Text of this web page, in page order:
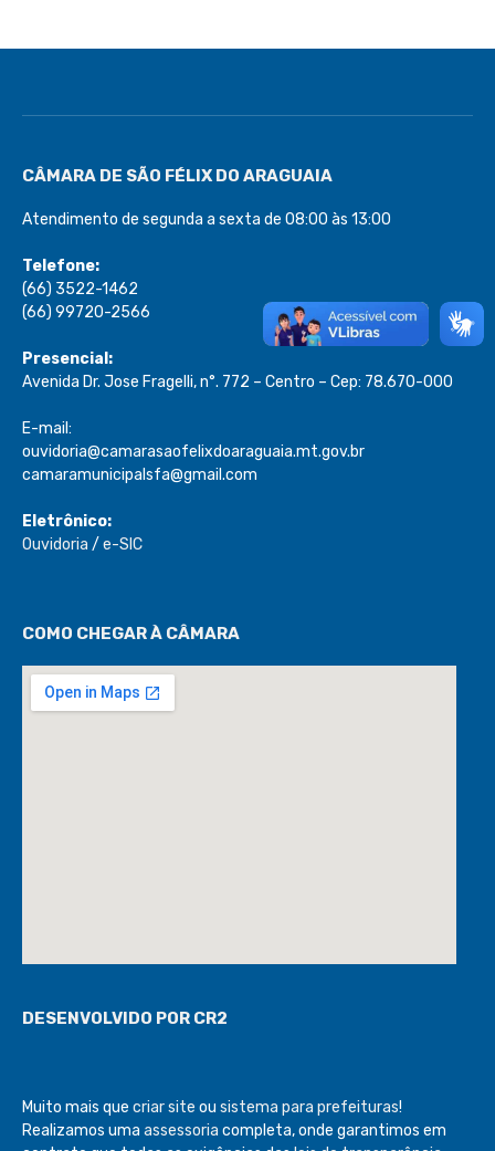
CÂMARA DE SÃO FÉLIX DO ARAGUAIA
Atendimento de segunda a sexta de 08:00 às 13:00
Telefone:
(66) 3522-1462
(66) 99720-2566
Presencial:
Avenida Dr. Jose Fragelli, n°. 772 – Centro – Cep: 78.670-000
E-mail:
ouvidoria@camarasaofelixdoaraguaia.mt.gov.br
camaramunicipalsfa@gmail.com
Eletrônico:
Ouvidoria / e-SIC
COMO CHEGAR À CÂMARA
DESENVOLVIDO POR CR2
Muito mais que criar site ou sistema para prefeituras!
Realizamos uma assessoria completa, onde garantimos em